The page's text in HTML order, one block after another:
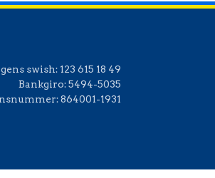
swish: 123 615 18 49
Bankgiro:5494-5035
864001-1931